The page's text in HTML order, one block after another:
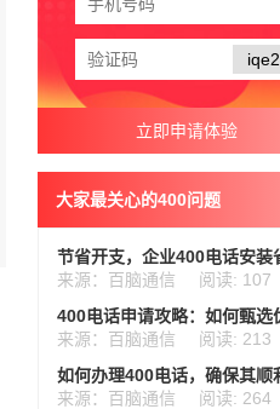
iqe2
大家最关心的400问题
来源：百脑通信
阅读: 107
来源：百脑通信
阅读: 213
来源：百脑通信
阅读: 264